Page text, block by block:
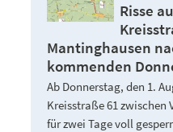
Risse
Mantinghausen
kommenden
Ab Donnerstag, den 1.
Kreisstraße 61
für zwei Tage voll